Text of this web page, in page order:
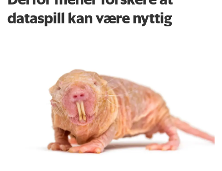
dataspill kan være nyttig